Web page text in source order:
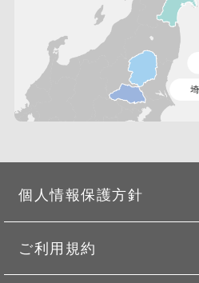
個人情報保護方針
ご利用規約